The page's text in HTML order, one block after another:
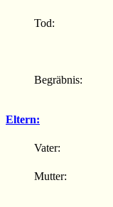
Tod:
Begräbnis:
Eltern:
Vater:
Mutter: